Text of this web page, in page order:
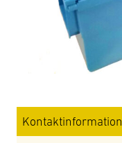
Kontaktinformation